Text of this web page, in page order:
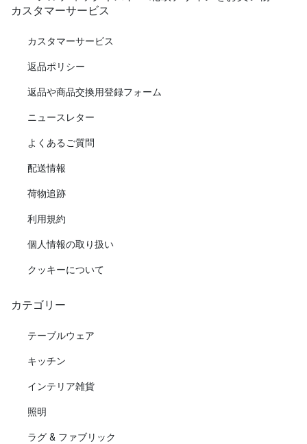
カスタマーサービス
カスタマーサービス
返品ポリシー
返品や商品交換用登録フォーム
ニュースレター
よくあるご質問
配送情報
荷物追跡
利用規約
個人情報の取り扱い
クッキーについて
カテゴリー
テーブルウェア
キッチン
インテリア雑貨
照明
ラグ & ファブリック